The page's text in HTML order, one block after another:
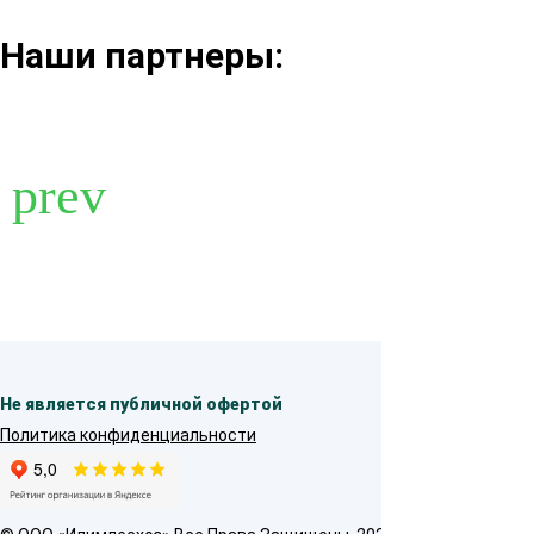
Наши партнеры:
Не является публичной офертой
Политика конфиденциальности